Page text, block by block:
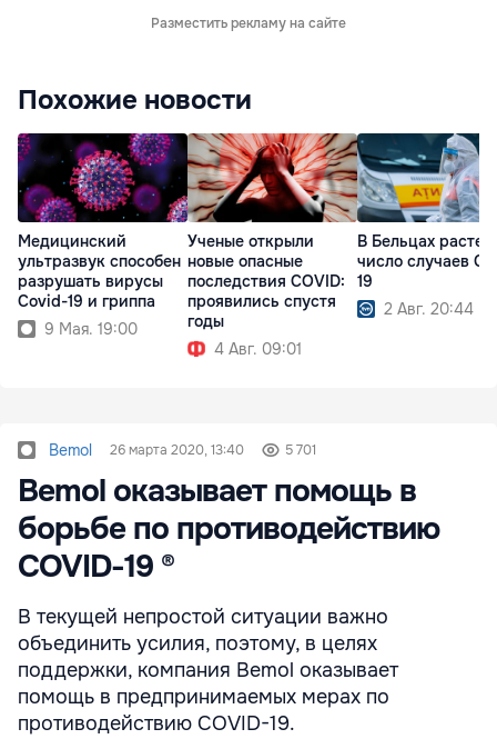
Разместить рекламу на сайте
Похожие новости
Медицинский
ультразвук способен
разрушать вирусы
Covid-19 и гриппа
9 Мая. 19:00
Ученые открыли
новые опасные
последствия COVID:
проявились спустя
годы
4 Авг. 09:01
В Бельцах растет
число случаев
19
2 Авг. 20:44
Bemol 26 марта 2020, 13:40 5 701
Bemol оказывает помощь в
борьбе по противодействию
COVID-19 ®
В текущей непростой ситуации важно
объединить усилия, поэтому, в целях
поддержки, компания Bemol оказывает
помощь в предпринимаемых мерах по
противодействию COVID-19.